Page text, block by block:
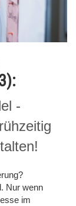
-
Nur wenn
im